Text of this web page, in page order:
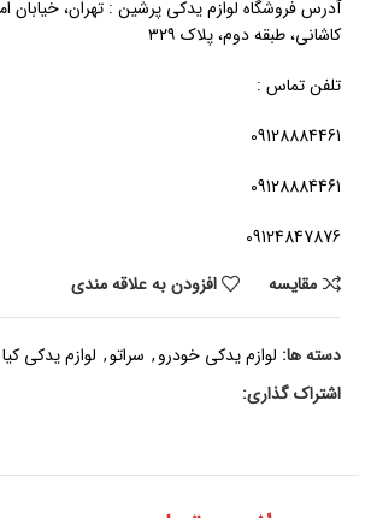
آدرس فروشگاه لوازم یدکی پرشین : تهران، خیابان
کاشانی، طبقه دوم، پلاک ۳۲۹
تلفن تماس :
09128884461
09128884461
09124847876
مقايسه
افزودن به علاقه مندی
دسته ها: لوازم یدکی خودرو, سراتو, لوازم یدکی کیا
اشتراک گذاری: